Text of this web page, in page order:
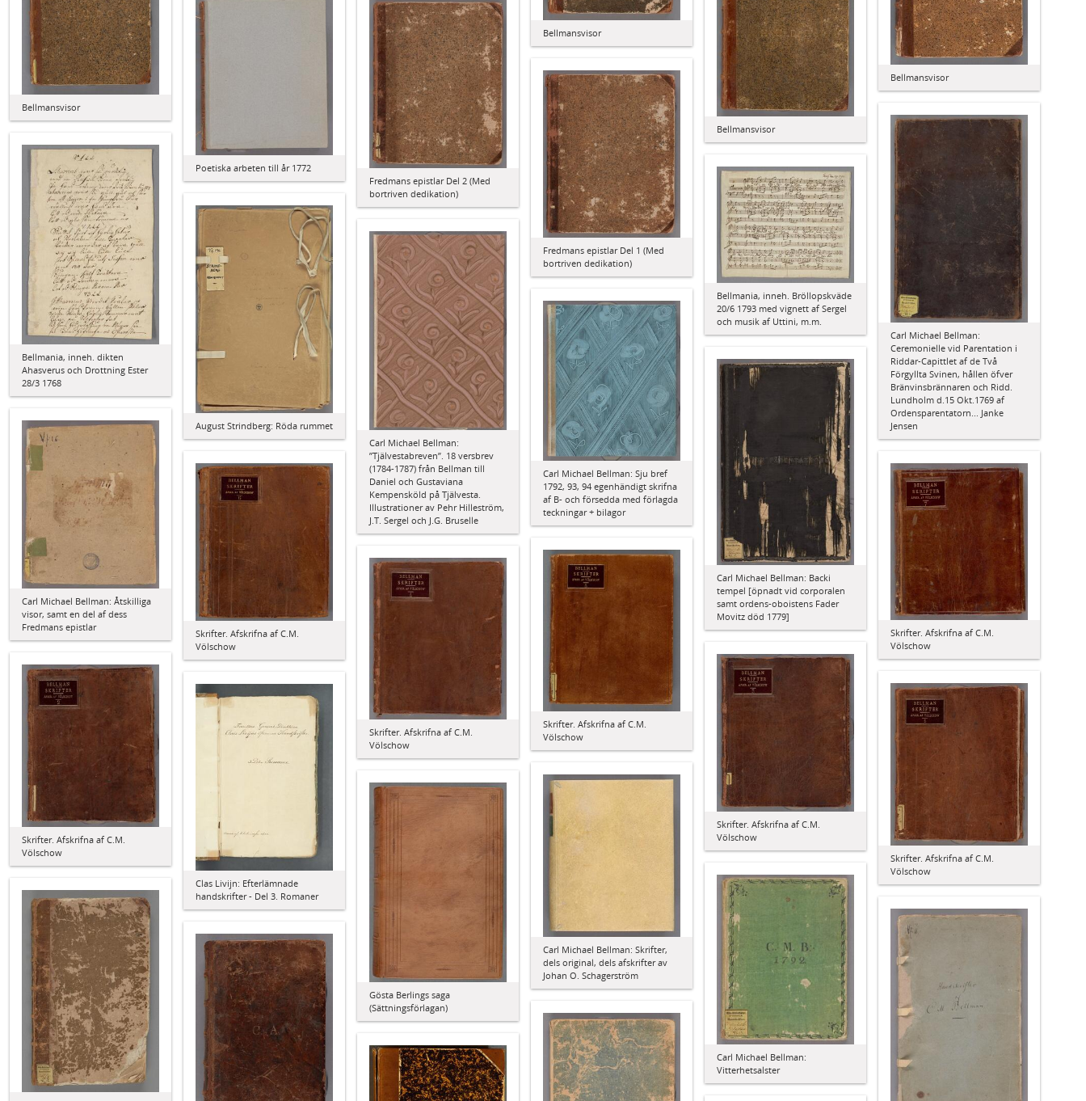
Bellmansvisor
Bellmansvisor
Bellmansvisor
Bellmansvisor
Poetiska arbeten till år 1772
Fredmans epistlar Del 2 (Med
bortriven dedikation)
Fredmans epistlar Del 1 (Med
bortriven dedikation)
Carl Michael Bellman:
Ceremonielle vid Parentation i
Riddar-Capittlet af de Två
Förgyllta Svinen, hållen öfver
Bränvinsbrännaren och Ridd.
Lundholm d.15 Okt.1769 af
Ordensparentatorn... Janke
Jensen
Bellmania, inneh. dikten
Ahasverus och Drottning Ester
28/3 1768
Bellmania, inneh. Bröllopskväde
20/6 1793 med vignett af Sergel
och musik af Uttini, m.m.
August Strindberg: Röda rummet
Carl Michael Bellman:
”Tjälvestabreven”. 18 versbrev
(1784-1787) från Bellman till
Daniel och Gustaviana
Kempensköld på Tjälvesta.
Illustrationer av Pehr Hilleström,
J.T. Sergel och J.G. Bruselle
Carl Michael Bellman: Sju bref
1792, 93, 94 egenhändigt skrifna
af B- och försedda med förlagda
teckningar + bilagor
Carl Michael Bellman: Backi
tempel [öpnadt vid corporalen
samt ordens-oboistens Fader
Movitz död 1779]
Carl Michael Bellman: Åtskilliga
visor, samt en del af dess
Fredmans epistlar
Skrifter. Afskrifna af C.M.
Völschow
Skrifter. Afskrifna af C.M.
Völschow
Skrifter. Afskrifna af C.M.
Völschow
Skrifter. Afskrifna af C.M.
Völschow
Skrifter. Afskrifna af C.M.
Völschow
Skrifter. Afskrifna af C.M.
Völschow
Skrifter. Afskrifna af C.M.
Völschow
Clas Livijn: Efterlämnade
handskrifter - Del 3. Romaner
Carl Michael Bellman: Skrifter,
dels original, dels afskrifter av
Johan O. Schagerström
Gösta Berlings saga
(Sättningsförlagan)
Carl Michael Bellman:
Vitterhetsalster